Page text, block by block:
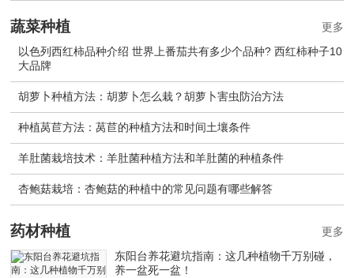
蔬菜种植
以色列西红柿品种介绍 世界上番茄共有多少个品种? 西红柿种子10
大品牌
胡萝卜种植方法：胡萝卜怎么栽？胡萝卜害虫防治方法
种植莴苣方法：莴苣的种植方法和时间土壤条件
羊肚菌栽培技术：羊肚菌种植方法和羊肚菌的种植条件
杏鲍菇栽培：杏鲍菇的种植中的常见问题有哪些解答
更多
药材种植
东阳台养花避坑指南：这几种植物千万别碰，
养一盆死一盆！
更多